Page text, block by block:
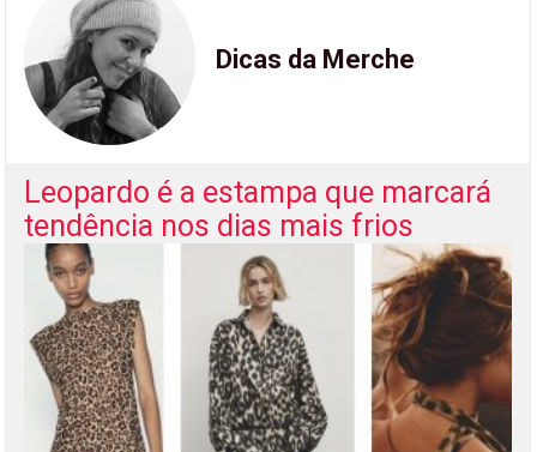
Dicas da Merche
Leopardo é a estampa que marcará
tendência nos dias mais frios